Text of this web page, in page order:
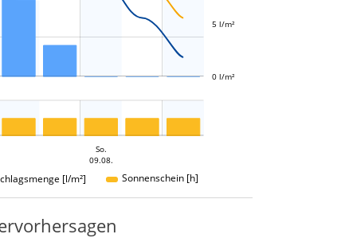
0 l/m²
5 l/m²
So.
09.08.
[l/m²] Sonnenschein [h]